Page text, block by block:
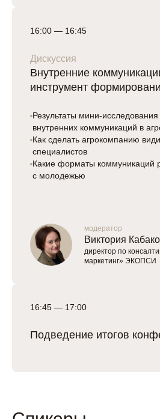
16:00 — 16:45
Дискуссия
Внутренние
инструмент
Результаты мини-исследования
внутренних коммуникаций в
Как сделать агрокомпанию
специалистов
Какие форматы коммуникаций
с молодежью
модератор
Виктория
директор по
маркетинг» ЭКОПСИ
16:45 — 17:00
Подведение итогов